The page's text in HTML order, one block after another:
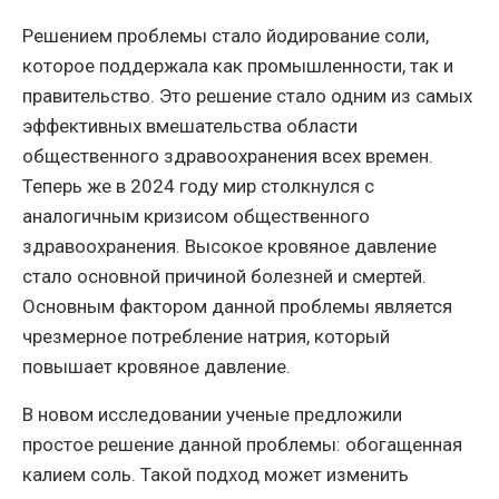
Решением проблемы стало йодирование соли,
которое поддержала как промышленности, так и
правительство. Это решение стало одним из самых
эффективных вмешательства области
общественного здравоохранения всех времен.
Теперь же в 2024 году мир столкнулся с
аналогичным кризисом общественного
здравоохранения. Высокое кровяное давление
стало основной причиной болезней и смертей.
Основным фактором данной проблемы является
чрезмерное потребление натрия, который
повышает кровяное давление.
В новом исследовании ученые предложили
простое решение данной проблемы: обогащенная
калием соль. Такой подход может изменить